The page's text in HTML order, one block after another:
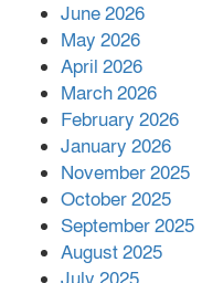
June 2026
May 2026
April 2026
March 2026
February 2026
January 2026
November 2025
October 2025
September 2025
August 2025